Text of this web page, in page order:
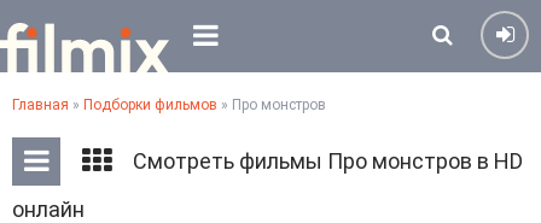
Главная » Подборки фильмов » Про монстров
Смотреть фильмы Про монстров в HD
онлайн